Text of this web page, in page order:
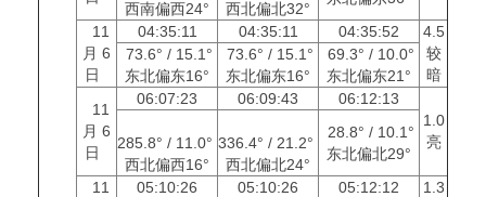
西南偏西24°
西北偏北32°
11
月 6
日
04:35:11 04:35:11 04:35:52
4.5
较
暗
73.6° / 15.1°
东北偏东16°
73.6° / 15.1°
东北偏东16°
69.3° / 10.0°
东北偏东21°
11
月 6
日
06:07:23 06:09:43
06:12:13
1.0
亮
285.8° / 11.0°
西北偏西16°
336.4° / 21.2°
西北偏北24°
28.8° / 10.1°
东北偏北29°
11
05:10:26 05:10:26 05:12:12
1.3